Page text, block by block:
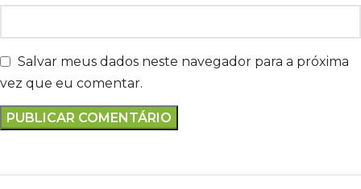
Salvar meus dados neste navegador para a próxima
vez que eu comentar.